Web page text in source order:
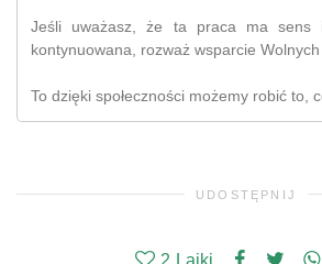
Jeśli uważasz, że ta praca ma sens
kontynuowana, rozważ wsparcie Wolnych
To dzięki społeczności możemy robić to,
UDOSTĘPNIJ
2 Lajki